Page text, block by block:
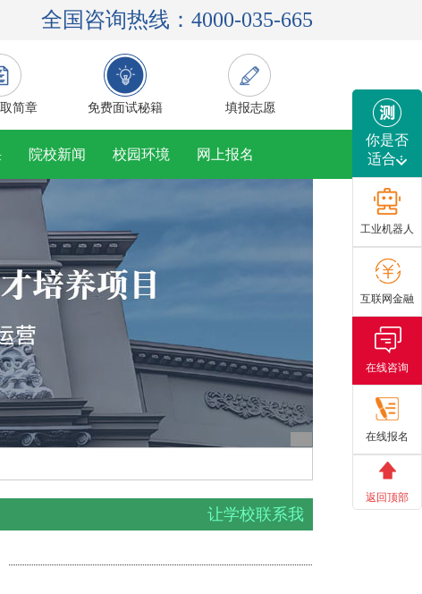
全国咨询热线：4000-035-665
简章 免费面试秘籍 填报志愿
院校新闻 校园环境 网上报名
让学校联系我
你是否
适合
工业机器人
互联网金融
在线咨询
在线报名
返回顶部